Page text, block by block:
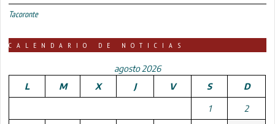
Tacoronte
CALENDARIO DE NOTICIAS
agosto 2026
L
M X J V S D
1 2